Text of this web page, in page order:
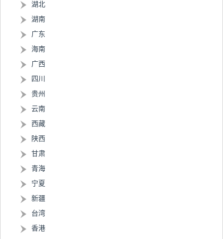
湖北
湖南
广东
海南
广西
四川
贵州
云南
西藏
陕西
甘肃
青海
宁夏
新疆
台湾
香港